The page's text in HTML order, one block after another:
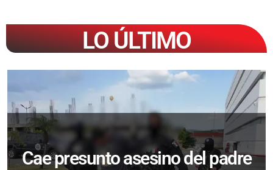
LO ÚLTIMO
Cae presunto asesino del padre